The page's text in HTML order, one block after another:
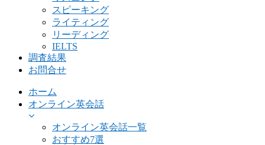
スピーキング
ライティング
リーディング
IELTS
調査結果
お問合せ
ホーム
オンライン英会話
オンライン英会話一覧
おすすめ7選